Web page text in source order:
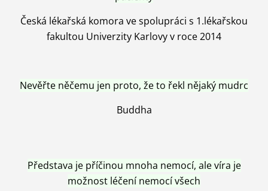
Česká lékařská komora ve spolupráci s 1.lékařskou
fakultou Univerzity Karlovy v roce 2014
Nevěřte něčemu jen proto, že to řekl nějaký mudrc
Buddha
Představa je příčinou mnoha nemocí, ale víra je
možnost léčení nemocí všech